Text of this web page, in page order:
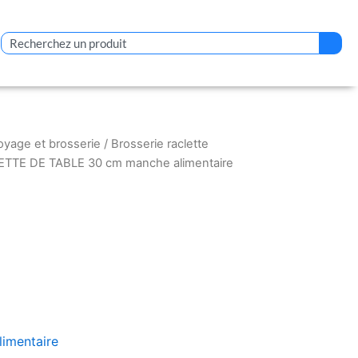
Rechercher
et brosserie / Brosserie raclette
DE TABLE 30 cm manche alimentaire